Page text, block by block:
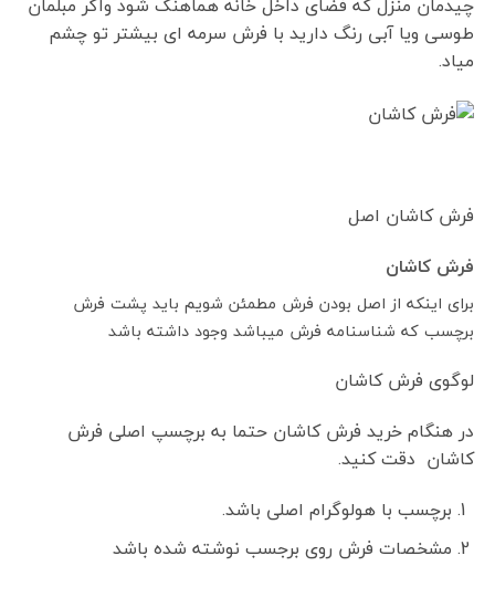
طوسی ویا آبی رنگ دارید با فرش سرمه ای بیشتر تو چشم
میاد.
فرش کاشان اصل
فرش کاشان
برای اینکه از اصل بودن فرش مطمئن شویم باید پشت فرش
برچسب که شناسنامه فرش میباشد وجود داشته باشد
لوگوی فرش کاشان
در هنگام خرید فرش کاشان حتما به برچسپ اصلی فرش
کاشان دقت کنید.
برچسب با هولوگرام اصلی باشد.
مشخصات فرش روی برجسب نوشته شده باشد